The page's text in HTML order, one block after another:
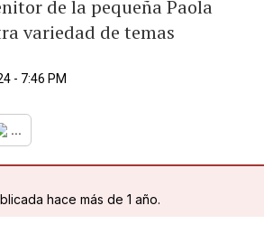
de la pequeña Paola
variedad de temas
- 7:46 PM
...
hace más de 1 año.